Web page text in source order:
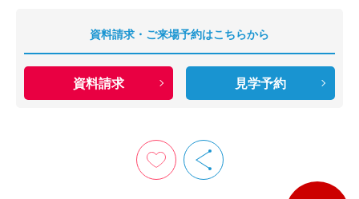
資料請求・ご来場予約はこちらから
資料請求 見学予約